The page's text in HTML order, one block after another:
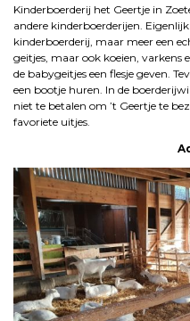
Kinderboerderij het Geertje in
andere kinderboerderijen.
kinderboerderij, maar meer een
geitjes, maar ook koeien, varkens
de babygeitjes een flesje geven.
een bootje huren. In de
niet te betalen om ’t Geertje te
favoriete uitjes.